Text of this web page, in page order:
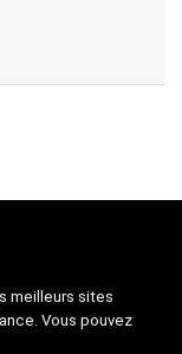
meilleurs sites
Vous pouvez